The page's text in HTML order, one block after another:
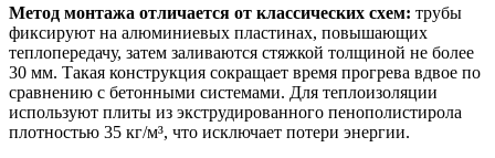
Метод монтажа отличается от классических схем: трубы
фиксируют на алюминиевых пластинах, повышающих
теплопередачу, затем заливаются стяжкой толщиной не более
30 мм. Такая конструкция сокращает время прогрева вдвое по
сравнению с бетонными системами. Для теплоизоляции
используют плиты из экструдированного пенополистирола
плотностью 35 кг/м³, что исключает потери энергии.